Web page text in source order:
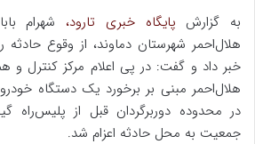
به گزارش پایگاه خبری تارود، شهرام
هلال‌احمر شهرستان دماوند، از وقوع حادثه
خبر داد و گفت: در پی اعلام مرکز کنترل
در محدوده دوربرگردان قبل از پلیس‌راه
جمعیت به محل حادثه اعزام شد.